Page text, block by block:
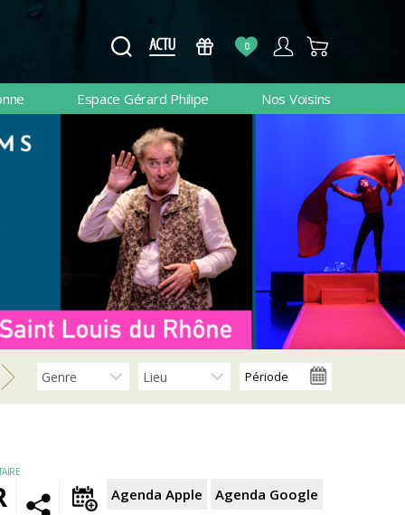
0
Espace Gérard Philipe Nos Voisins
Agenda Apple Agenda Google